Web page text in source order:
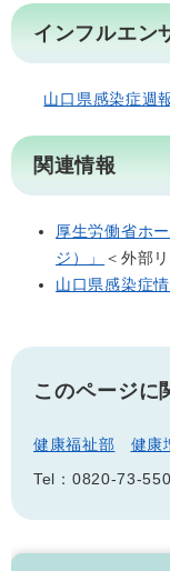
インフルエン
山口県感染症週
関連情報
厚生労働省ホ
ジ）」
＜外部
山口県感染症
このページに
健康福祉部 健康
Tel：0820-73-